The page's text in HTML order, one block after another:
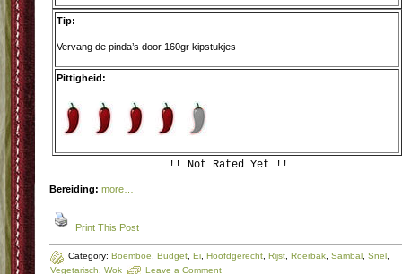
Tip:
Vervang de pinda’s door 160gr kipstukjes
Pittigheid:
!! Not Rated Yet !!
Bereiding: more…
Print This Post
Category: Boemboe Budget Ei Hoofdgerecht Rijst Roerbak Sambal Snel
Vegetarisch
Wok Leave a Comment